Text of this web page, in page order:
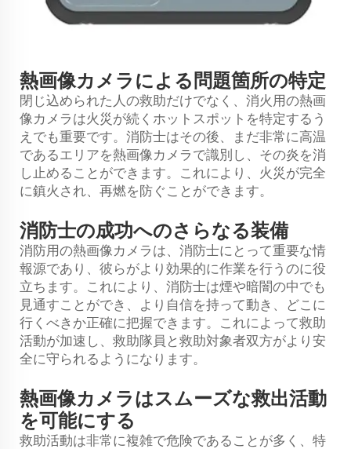
熱画像カメラによる問題箇所の特定
閉じ込められた人の救助だけでなく、消火用の熱画
像カメラは火災が続くホットスポットを特定するう
えでも重要です。消防士はその後、まだ非常に高温
であるエリアを熱画像カメラで識別し、その炎を消
し止めることができます。これにより、火災が完全
に鎮火され、再燃を防ぐことができます。
消防士の成功へのさらなる装備
消防用の熱画像カメラは、消防士にとって重要な情
報源であり、彼らがより効果的に作業を行うのに役
立ちます。これにより、消防士は煙や暗闇の中でも
見通すことができ、より自信を持って動き、どこに
行くべきか正確に把握できます。これによって救助
活動が加速し、救助隊員と救助対象者双方がより安
全に守られるようになります。
熱画像カメラはスムーズな救出活動
を可能にする
救助活動は非常に複雑で危険であることが多く、特